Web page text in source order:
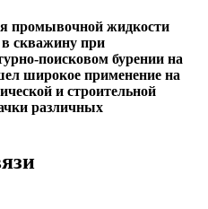
промывочной жидкости
в скважину при
поисковом бурении на
широкое применение на
и строительной
различных